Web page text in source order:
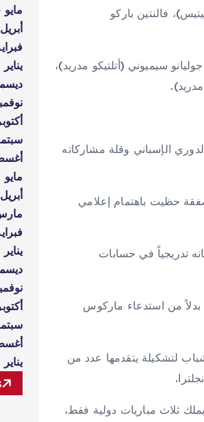
فالنتين باركو
سيميوني (أتلتيكو مدريد)،
الإسباني وقلة مشاركاته
في صفقة حظيت باهتمام إعلامي
تدريجياً في حسابات
بدلاً من استدعاء ماركوس
باز (21 عاماً) بعض الحيوية والشباب لتشكيلة يتقدمها عدد من
مهاجم بالميراس البالغ من العمر 25 عاماً، الذي يملك ثلاث مباريات دولية فقط،
مايو 2025
أبريل 2025
فبراير
يناير 2025
ديسمبر
نوفمبر
أكتوبر
سبتمبر
مايو 2024
أبريل 2024
مارس
فبراير
يناير 2024
ديسمبر
نوفمبر
أكتوبر
سبتمبر
يناير 2022